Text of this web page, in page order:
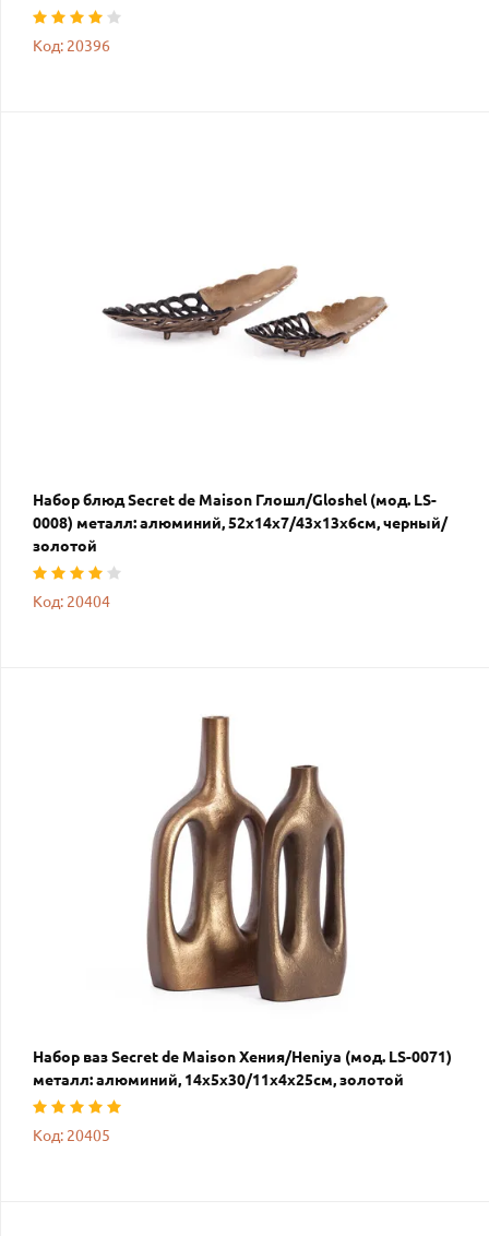
Код: 20396
Набор блюд Secret de Maison Глошл/Gloshel (мод. LS-
0008) металл: алюминий, 52х14х7/43х13х6см, черный/
золотой
Код: 20404
Набор ваз Secret de Maison Хения/Heniya (мод. LS-0071)
металл: алюминий, 14х5х30/11х4х25см, золотой
Код: 20405